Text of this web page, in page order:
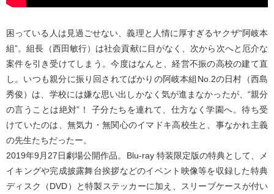
困っている人は見過ごせない、義理と人情に厚すぎるヤクザ“阿岐本
組”。組長（西田敏行）は社会貢献に目がなく、次から次へと厄介な
案件を引き受けてしまう。今度はなんと、経営不振の高校の建て直
し。いつも親分に振り回されてばかりの阿岐本組No.2の日村（西島
秀俊）は、学校には嫌な思い出しかなく気が進まなかったが、“親分
の言うことは絶対”！ 子分たちを連れて、仕方なく学園へ。待ち受
けていたのは、無気力・無関心のイマドキ高校生と、事なかれ主義
の先生たちだったー。
2019年9月27日劇場公開作品。Blu-ray 特装限定版の特典として、メ
イキングや完成披露舞台挨拶などのイベント映像等を収録した特典
ディスク（DVD）と特製ステッカーに加え、スリーブケースが付い